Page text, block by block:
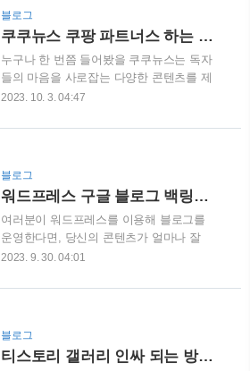
리먼츠란?- 전 세계 크리에이터들이 사용
하는 스톡 콘텐츠 플랫폼- 이미지..
놀랐어요. 저 정도 금액을 받을만한 프로
그램이 아니란 걸 알기 때문이에요. 오늘
은 자동 프로그램을 무료로 배포해 드리며
여러분도 자동 포스팅을 통해 큰 수익을
얻어보세요. 블로그 자동 포스팅 프로그램
램을 무료로 다운로드 받으세요. 블로그
사이트를 접속하고 로그인합니다. 다운로
드한 프로그램 내용을 챗GPT로 붙여넣기
합니다. '사과'라고 적힌 부..
블로그
쿠쿠뉴스 쿠팡 파트너스 하는 방법 (ft.2배 수익)
누구나 한 번쯤 들어봤을 쿠쿠뉴스는 독자
들의 마음을 사로잡는 다양한 콘텐츠를 제
공해요. 무엇보다도 타 플랫폼 대비 수익
을 받고 있어요. 그렇다면 이렇게 주목받
않으신가요? 오늘 글에서는 당신이 궁금해
하시는 모든 것을 자세히 알려드릴게요.
쿠쿠뉴스 쿠팡 파트너스 하는 방법 파트너
스 신청 과정 쿠팡 파트너스 계정이 있어
야 합니다. 추천인 코드(AF1747755) 쿠쿠
회원가입을 합니다. 우측 상단에 있는 마
뉴스에 사용할 닉네임을 입력합니다. 이메
일: 쿠팡뉴스에 관련된 알림을 받을 이메
일을 입력합니다. 쿠팡 파트너스..
2023. 10. 3. 04:47
블로그
워드프레스 구글 블로그 백링크 늘리는 방법 (ft.5가지 비밀)
여러분이 워드프레스를 이용해 블로그를
운영한다면, 당신의 콘텐츠가 얼마나 잘
검색 결과에서 나타나는지는 성공의 큰 부
Engine Optimization)와 백링크가 있어요.
백링크는 검색 엔진에게 당신의 웹사이트
가 참조할 만한 가치가 있는 곳이라는 강
2023. 9. 30. 04:01
블로그
티스토리 갤러리 인싸 되는 방법 (ft.2가지 방법)